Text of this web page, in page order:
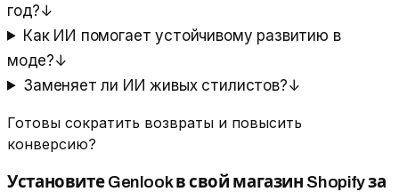
год?↓
Как ИИ помогает устойчивому развитию в
моде?↓
Заменяет ли ИИ живых стилистов?↓
Готовы сократить возвраты и повысить
конверсию?
Установите Genlook в свой магазин Shopify за